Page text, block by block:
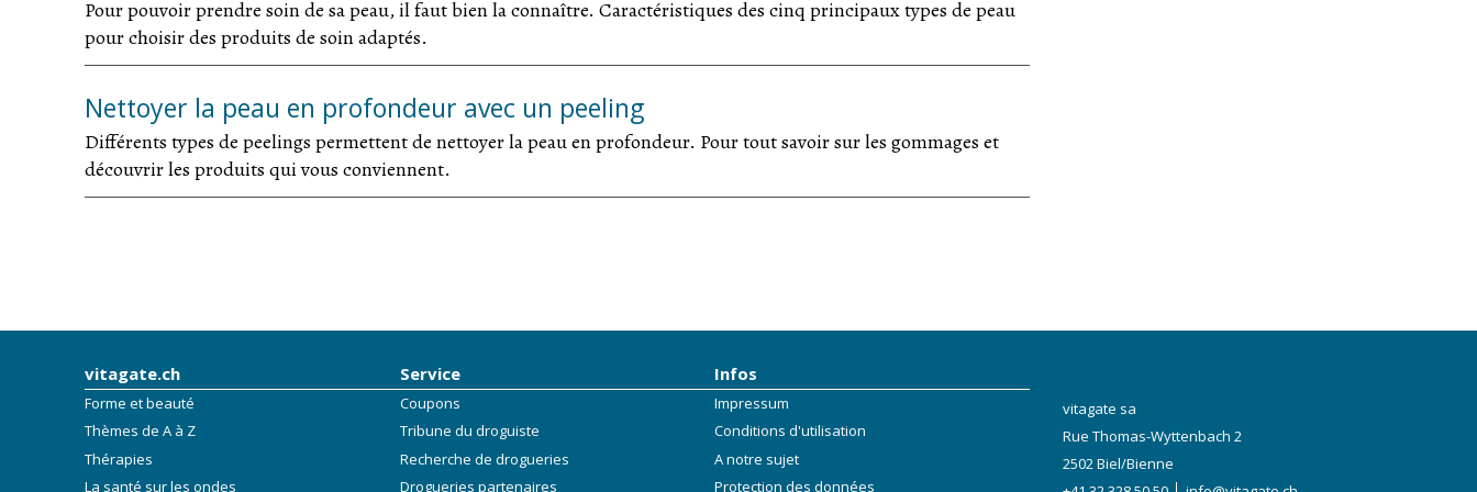
Pour pouvoir prendre soin de sa peau, il faut bien la connaître. Caractéristiques des cinq principaux types de peau
pour choisir des produits de soin adaptés.
Nettoyer la peau en profondeur avec un peeling
Différents types de peelings permettent de nettoyer la peau en profondeur. Pour tout savoir sur les gommages et
découvrir les produits qui vous conviennent.
vitagate.ch
Forme et beauté
Thèmes de A à Z
Thérapies
La santé sur les ondes
Service
Coupons
Tribune du droguiste
Recherche de drogueries
Drogueries partenaires
Infos
Impressum
Conditions d'utilisation
A notre sujet
Protection des données
vitagate sa
Rue Thomas-Wyttenbach 2
2502 Biel/Bienne